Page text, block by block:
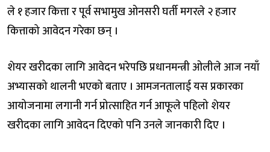
ले १ हजार कित्ता र पूर्व सभामुख ओनसरी घर्ती मगरले २ हजार
कित्ताको आवेदन गरेका छन् ।
शेयर खरीदका लागि आवेदन भरेपछि प्रधानमन्त्री ओलीले आज नयाँ
अभ्यासको थालनी भएको बताए । आमजनतालाई यस प्रकारका
आयोजनामा लगानी गर्न प्रोत्साहित गर्न आफूले पहिलो शेयर
खरीदका लागि आवेदन दिएको पनि उनले जानकारी दिए ।